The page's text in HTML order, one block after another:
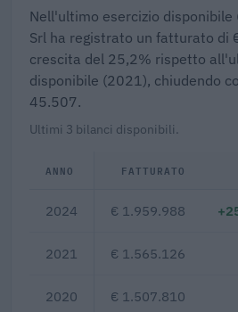
Nell'ultimo esercizio
Srl ha registrato un fatturato di
crescita del 25,2% rispetto
disponibile (2021), chiudendo
45.507.
Ultimi 3 bilanci disponibili.
ANNO FATTURATO
2024 € 1.959.988
2021 € 1.565.126
2020 € 1.507.810